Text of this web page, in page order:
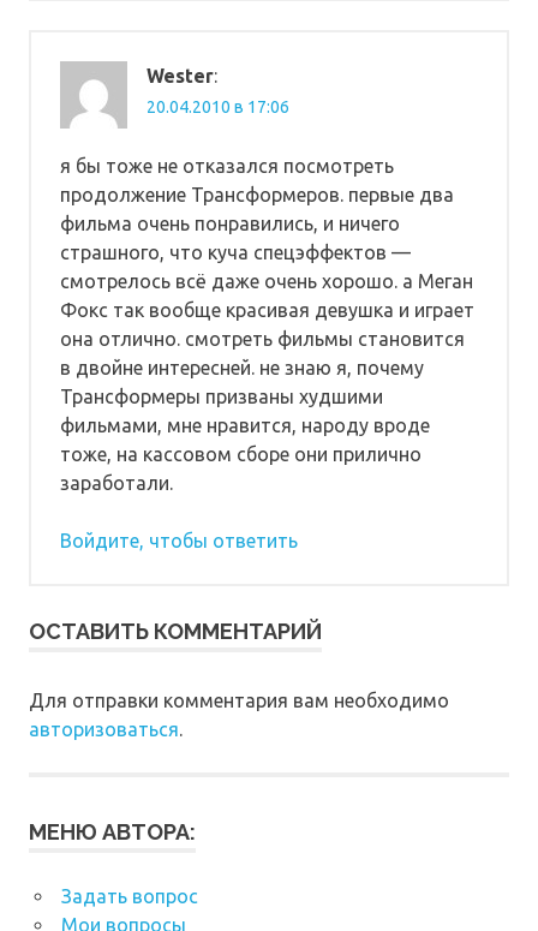
Wester:
20.04.2010 в 17:06
я бы тоже не отказался посмотреть
продолжение Трансформеров. первые два
фильма очень понравились, и ничего
страшного, что куча спецэффектов —
смотрелось всё даже очень хорошо. а Меган
Фокс так вообще красивая девушка и играет
она отлично. смотреть фильмы становится
в двойне интересней. не знаю я, почему
Трансформеры призваны худшими
фильмами, мне нравится, народу вроде
тоже, на кассовом сборе они прилично
заработали.
Войдите, чтобы ответить
ОСТАВИТЬ КОММЕНТАРИЙ
Для отправки комментария вам необходимо
авторизоваться.
МЕНЮ АВТОРА:
Задать вопрос
Мои вопросы